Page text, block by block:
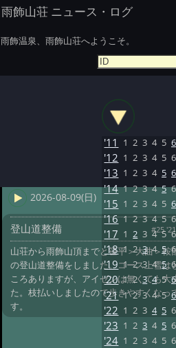
雨飾山荘 ニュース・ログ
雨飾温泉、雨飾山荘へようこそ。
2026-08-09(日)
登山道整備 #25
山荘から雨飾山頂までと笹平＞大曲＞鞍
の登山道整備をしました。コース上雪は
ころありますが、アイゼンは無くても大
た。枝払いしましたので歩きやすくなっ
す。
'11 1 2 3 4 5 6
'12 1 2 3 4 5 6
'13 1 2 3 4 5 6
'14 1 2 3 4 5 6
'15 1 2 3 4 5 6
'16 1 2 3 4 5 6
'17 1 2 3 4 5 6
'18 1 2 3 4 5 6
'19 1 2 3 4 5 6
'20 1 2 3 4 5 6
'21 1 2 3 4 5 6
'22 1 2 3 4 5 6
'23 1 2 3 4 5 6
'24 1 2 3 4 5 6